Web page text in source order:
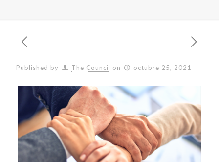
Published by The Council on octubre 25, 2021